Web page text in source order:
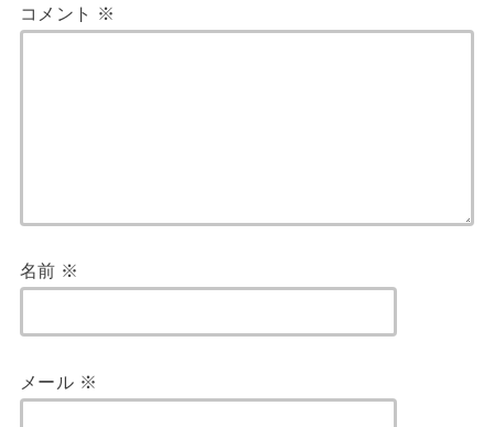
コメント ※
名前 ※
メール ※